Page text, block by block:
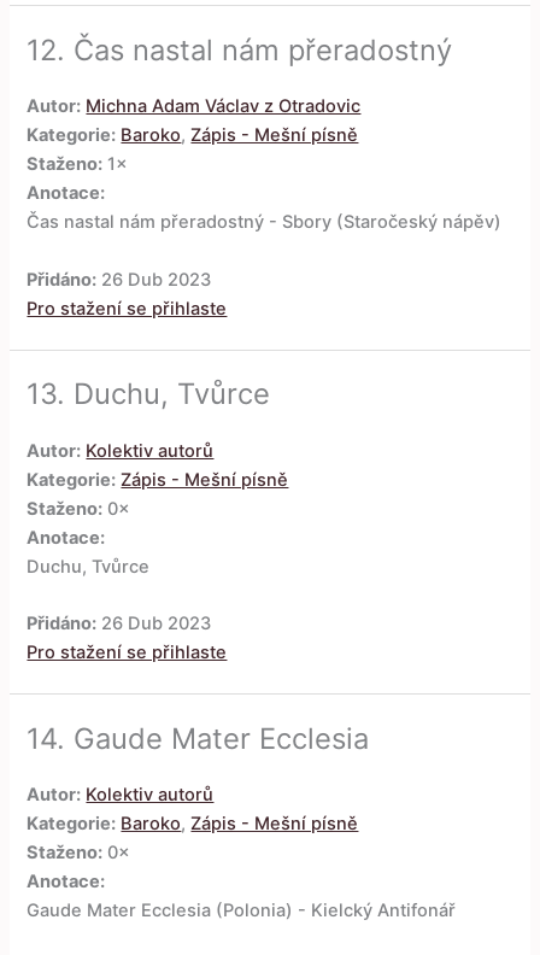
12. Čas nastal nám přeradostný
Autor: Michna Adam Václav z Otradovic
Kategorie: Baroko,Zápis - Mešní písně
Staženo: 1×
Anotace:
Čas nastal nám přeradostný - Sbory (Staročeský nápěv)
Přidáno: 26 Dub 2023
Pro stažení se přihlaste
13. Duchu, Tvůrce
Autor: Kolektiv autorů
Kategorie: Zápis - Mešní písně
Staženo: 0×
Anotace:
Duchu, Tvůrce
Přidáno: 26 Dub 2023
Pro stažení se přihlaste
14. Gaude Mater Ecclesia
Autor: Kolektiv autorů
Kategorie: Baroko,Zápis - Mešní písně
Staženo: 0×
Anotace:
Gaude Mater Ecclesia (Polonia) - Kielcký Antifonář